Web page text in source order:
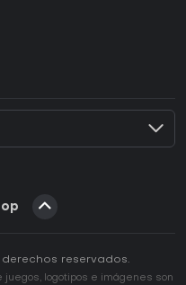
Connect?
reservados.
juegos, logotipos e imágenes son